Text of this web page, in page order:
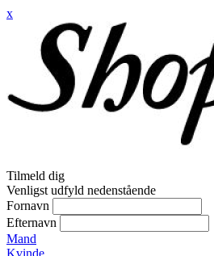
x
Tilmeld dig
Venligst udfyld nedenstående
Fornavn
Efternavn
Mand
Kvinde